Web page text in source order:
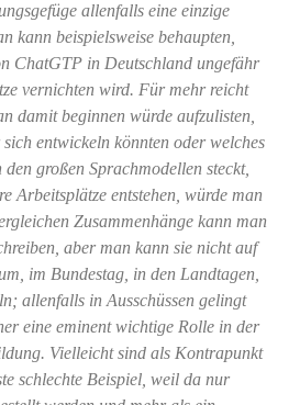
allenfalls eine einzige
kann beispielsweise behaupten,
ChatGTP in Deutschland ungefähr
vernichten wird. Für mehr reicht
damit beginnen würde aufzulisten,
entwickeln könnten oder welches
großen Sprachmodellen steckt,
Arbeitsplätze entstehen, würde man
Zusammenhänge kann man
aber man kann sie nicht auf
im Bundestag, in den Landtagen,
allenfalls in Ausschüssen gelingt
eine eminent wichtige Rolle in der
Vielleicht sind als Kontrapunkt
schlechte Beispiel, weil da nur